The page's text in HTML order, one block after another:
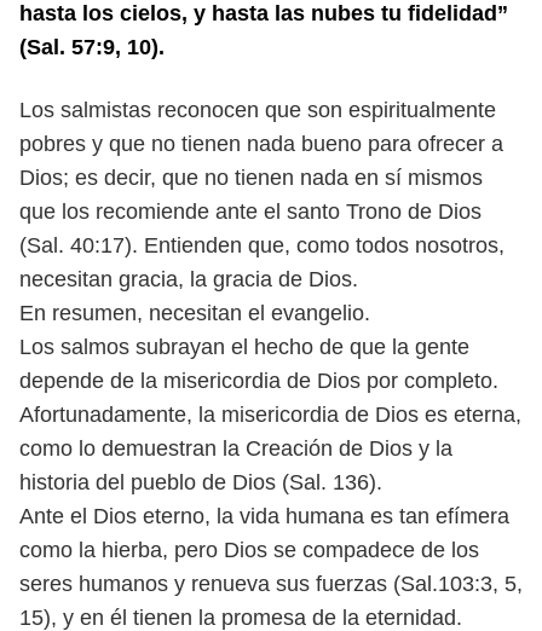
hasta los cielos, y hasta las nubes tu fidelidad”
(Sal. 57:9, 10).
Los salmistas reconocen que son espiritualmente
pobres y que no tienen nada bueno para ofrecer a
Dios; es decir, que no tienen nada en sí mismos
que los recomiende ante el santo Trono de Dios
(Sal. 40:17). Entienden que, como todos nosotros,
necesitan gracia, la gracia de Dios.
En resumen, necesitan el evangelio.
Los salmos subrayan el hecho de que la gente
depende de la misericordia de Dios por completo.
Afortunadamente, la misericordia de Dios es eterna,
como lo demuestran la Creación de Dios y la
historia del pueblo de Dios (Sal. 136).
Ante el Dios eterno, la vida humana es tan efímera
como la hierba, pero Dios se compadece de los
seres humanos y renueva sus fuerzas (Sal.103:3, 5,
15), y en él tienen la promesa de la eternidad.